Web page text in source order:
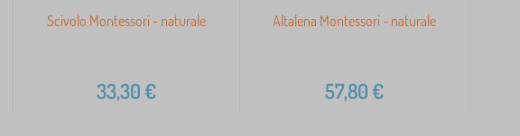
Scivolo Montessori - naturale
33,30€
Altalena Montessori - naturale
57,80€